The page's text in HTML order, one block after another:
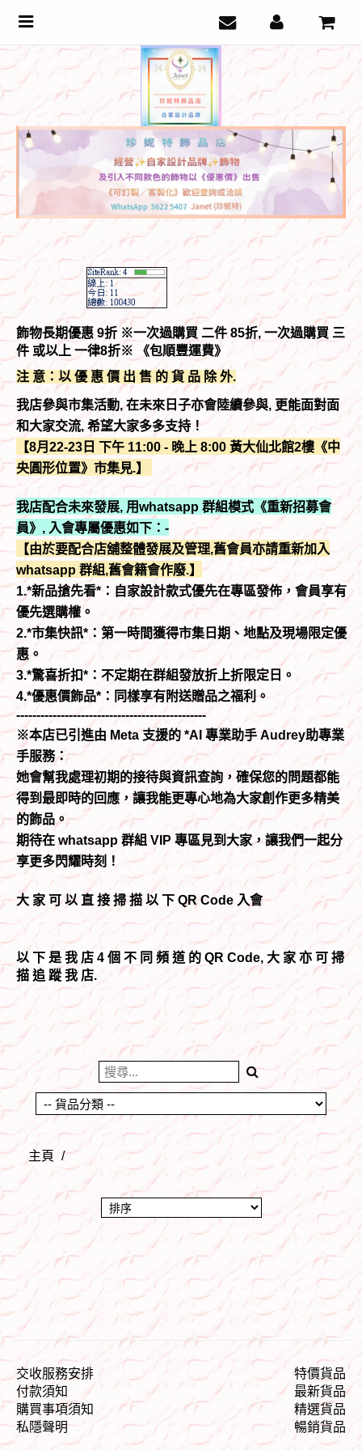
飾物長期優惠 9折 ※一次過購買 二件 85折, 一次過購買 三
件 或以上 一律8折※ 《包順豐運費》
注 意：以 優 惠 價 出 售 的 貨 品 除 外.
我店參與市集活動, 在未來日子亦會陸續參與, 更能面對面
和大家交流, 希望大家多多支持！
【8月22-23日 下午 11:00 - 晚上 8:00 黃大仙北館2樓《中
央圓形位置》市集見.】
我店配合未來發展, 用whatsapp 群組模式《重新招募會
員》, 入會專屬優惠如下：-
【由於要配合店舖整體發展及管理,舊會員亦請重新加入
whatsapp 群組,舊會籍會作廢.】
1.*新品搶先看*：自家設計款式優先在專區發佈，會員享有
優先選購權。
2.*市集快訊*：第一時間獲得市集日期、地點及現場限定優
惠。
3.*驚喜折扣*：不定期在群組發放折上折限定日。
4.*優惠價飾品*：同樣享有附送贈品之福利。
-----------------------------------------------
※本店已引進由 Meta 支援的 *AI 專業助手 Audrey助專業
手服務：
她會幫我處理初期的接待與資訊查詢，確保您的問題都能
得到最即時的回應，讓我能更專心地為大家創作更多精美
的飾品。
期待在 whatsapp 群組 VIP 專區見到大家，讓我們一起分
享更多閃耀時刻！
大 家 可 以 直 接 掃 描 以 下 QR Code 入會
以 下 是 我 店 4 個 不 同 頻 道 的 QR Code, 大 家 亦 可 掃
描 追 蹤 我 店.
Toggle
主頁 /
交收服務安排
付款須知
購買事項須知
私隱聲明
特價貨品
最新貨品
精選貨品
暢銷貨品